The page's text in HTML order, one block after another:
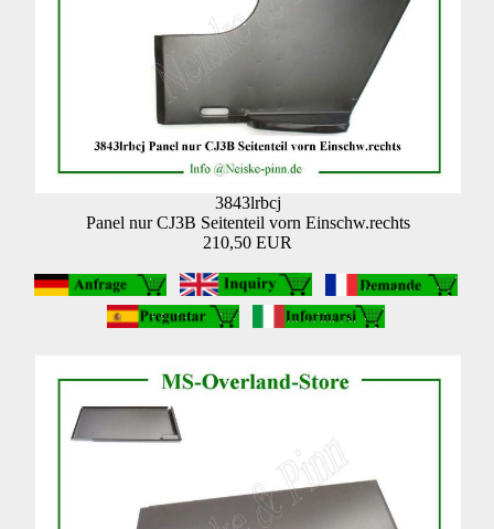
3843lrbcj
Panel nur CJ3B Seitenteil vorn Einschw.rechts
210,50 EUR